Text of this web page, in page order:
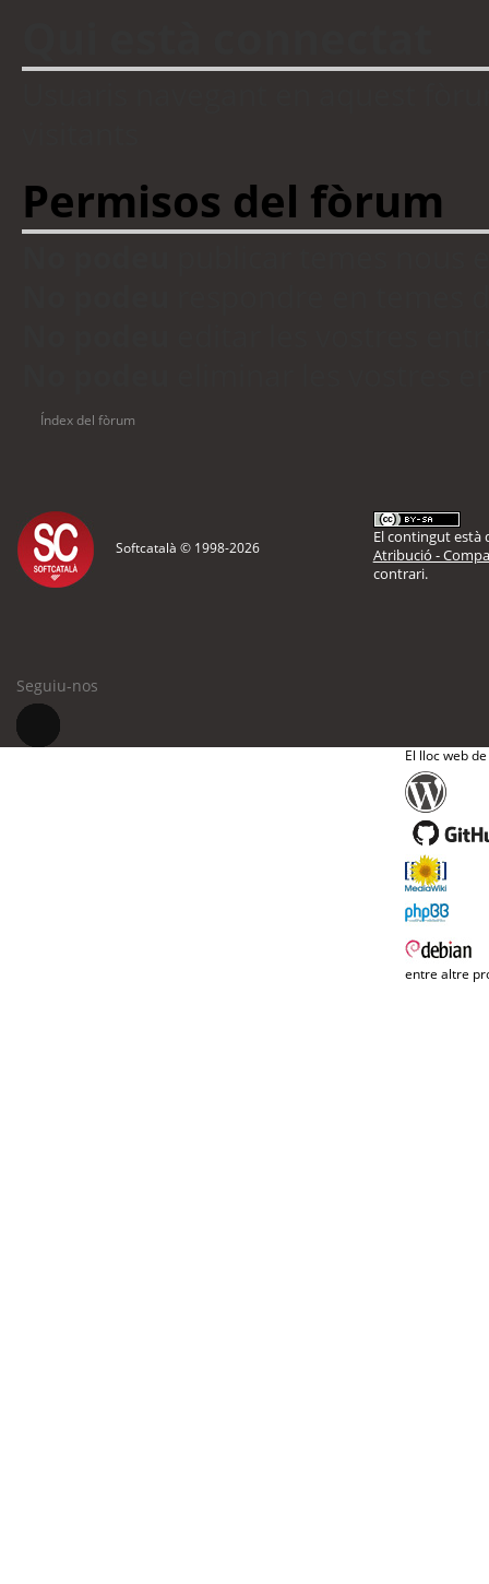
Permisos del fòrum
Índex del fòrum
Softcatalà © 1998-2026
El contingut està
Atribució -
contrari.
Seguiu-nos
El lloc web
entre altre